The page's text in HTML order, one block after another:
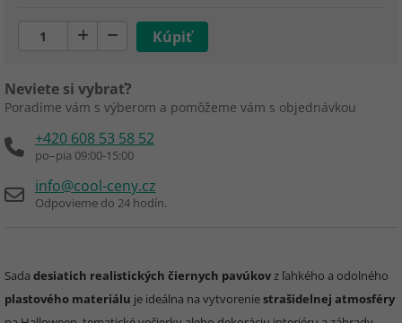
Neviete si vybrať?
Poradíme vám s výberom a pomôžeme vám s objednávkou
+420 608 53 58 52
po–pia 09:00-15:00
info@cool-ceny.cz
Odpovieme do 24 hodín.
Sada desiatich realistických čiernych pavúkovz ľahkého a odolného
plastového materiálu je ideálna na vytvoreniestrašidelnej atmosféry